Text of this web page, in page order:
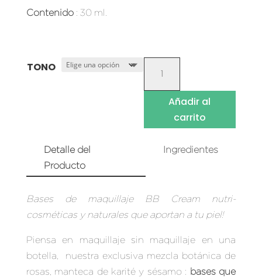
Contenido: 30 ml.
TONO
MAQUILLAJE
CREAM
CANTIDAD
Añadir al
carrito
Detalle del
Producto
Ingredientes
Bases de maquillaje BB Cream nutri-
cosméticas y naturales que aportan a tu piel!
Piensa en maquillaje sin maquillaje en una
botella, nuestra exclusiva mezcla botánica de
rosas, manteca de karité y sésamo : bases que